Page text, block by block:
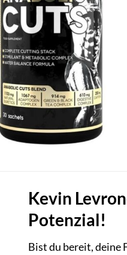
Kevin
Potenzial!
Bist du bereit, deine